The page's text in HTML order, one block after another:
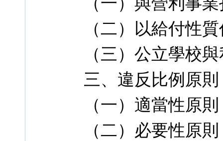
（二）以給付性
（三）公立學校
三、違反比例原則
（一）適當性原則
（二）必要性原則